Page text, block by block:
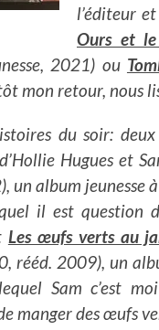
l’éditeur
Ours et le
2021) ou
mon retour, nous
du soir:
d’Hollie Hugues et
un album
il est question
Les œufs verts au
rééd. 2009), un
Sam c’est
manger des œufs